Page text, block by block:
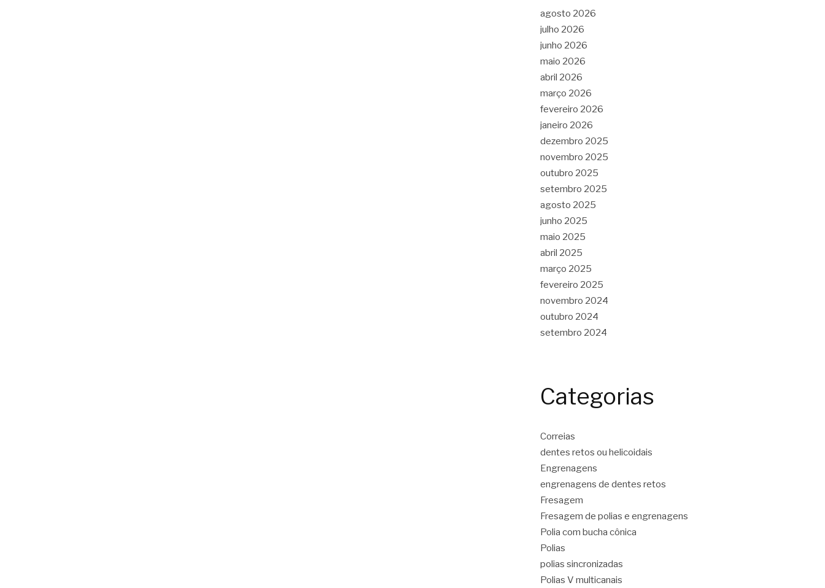
agosto 2026
julho 2026
junho 2026
maio 2026
abril 2026
março 2026
fevereiro 2026
janeiro 2026
dezembro 2025
novembro 2025
outubro 2025
setembro 2025
agosto 2025
junho 2025
maio 2025
abril 2025
março 2025
fevereiro 2025
novembro 2024
outubro 2024
setembro 2024
Categorias
Correias
dentes retos ou helicoidais
Engrenagens
engrenagens de dentes retos
Fresagem
Fresagem de polias e engrenagens
Polia com bucha cônica
Polias
polias sincronizadas
Polias V multicanais